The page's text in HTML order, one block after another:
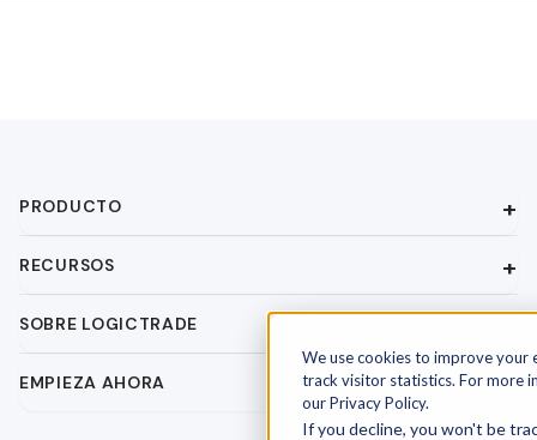
We use cookies to improve your
track visitor statistics. For more
our Privacy Policy.
If you decline, you won't be
PRODUCTO
RECURSOS
SOBRE LOGICTRADE
EMPIEZA AHORA